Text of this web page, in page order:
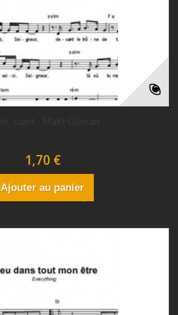
1,70 €
Ajouter au panier